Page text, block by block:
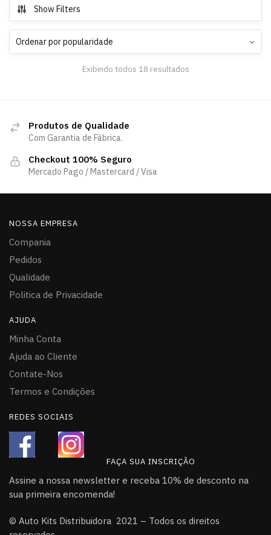
Show Filters
Exibindo todos 18 resultados
Produtos de Qualidade
Com Garantia de Fábrica.
Checkout 100% Seguro
Mercado Pago / Mastercard / Visa
NOSSA EMPRESA
Compania
Pedidos
Qualidade
Politica de Privacidade
AJUDA
Minha Conta
Ajuda ao Cliente
Contate-Nos
Termos e Condições
REDES SOCIAIS
FAÇA SUA INSCRIÇÃO
Assine a nossa newsletter e receba 10% de desconto na
sua primeira encomenda!
© Auto Kits Distribuidora 2021 – Todos os direitos